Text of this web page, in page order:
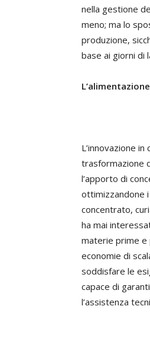
nella gestione
meno; ma lo
produzione,
base ai giorni di
L’alimentazione
L’innovazione
trasformazione
l’apporto di
ottimizzandone
concentrato,
ha mai
materie prime e
economie di
soddisfare le
capace di
l’assistenza